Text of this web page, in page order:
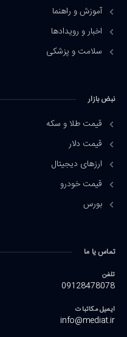
آموزش و راهنما
اخبار و رویدادها
سلامت و پزشکی
نبض بازار
قیمت طلا و سکه
قیمت دلار
ارزهای دیجیتال
قیمت خودرو
بورس
تماس یا ما
تلفن
09128478078
ایمیل مکاتبات
info@mediat.ir